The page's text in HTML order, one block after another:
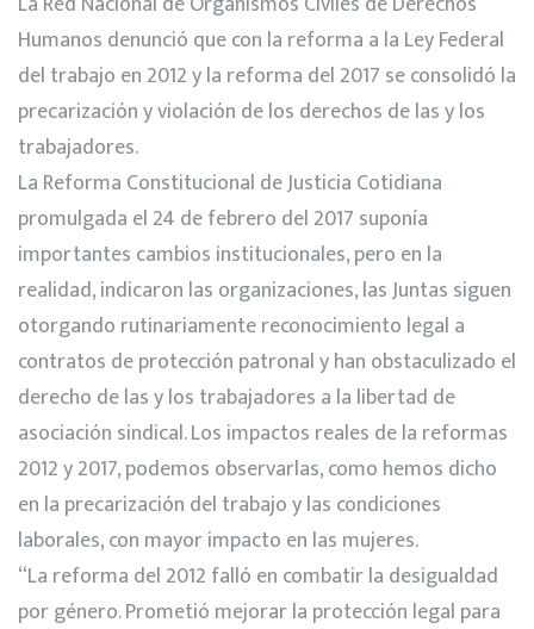
Humanos denunció que con la reforma a la Ley Federal
del trabajo en 2012 y la reforma del 2017 se consolidó la
precarización y violación de los derechos de las y los
trabajadores.
La Reforma Constitucional de Justicia Cotidiana
promulgada el 24 de febrero del 2017 suponía
importantes cambios institucionales, pero en la
realidad, indicaron las organizaciones, las Juntas siguen
otorgando rutinariamente reconocimiento legal a
contratos de protección patronal y han obstaculizado el
derecho de las y los trabajadores a la libertad de
asociación sindical. Los impactos reales de la reformas
2012 y 2017, podemos observarlas, como hemos dicho
en la precarización del trabajo y las condiciones
laborales, con mayor impacto en las mujeres.
“La reforma del 2012 falló en combatir la desigualdad
por género. Prometió mejorar la protección legal para